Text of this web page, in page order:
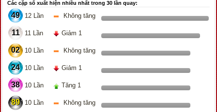
Các cặp số xuất hiện nhiều nhất trong 30 lần quay:
49 12 Lần Không tăng
11 11 Lần Giảm 1
02 10 Lần Không tăng
24 10 Lần Giảm 1
38 10 Lần Tăng 1
89 10 Lần Không tăng